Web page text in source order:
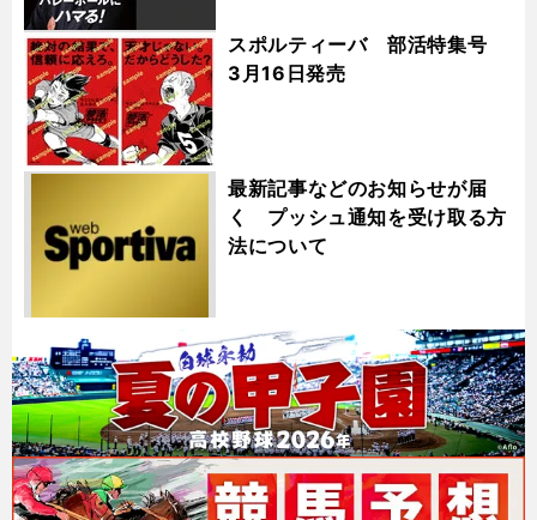
スポルティーバ 部活特集号
3月16日発売
最新記事などのお知らせが届
く プッシュ通知を受け取る方
法について